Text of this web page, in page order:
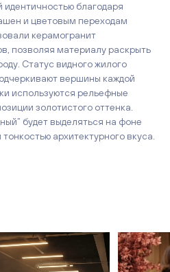
идентичностью благодаря
и цветовым переходам
керамогранит
позволяя материалу раскрыть
Статус видного жилого
вершины каждой
используются рельефные
золотистого оттенка.
будет выделяться на фоне
архитектурного вкуса.